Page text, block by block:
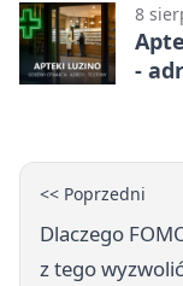
8
-
<< Poprzedni
Dlaczego
z tego